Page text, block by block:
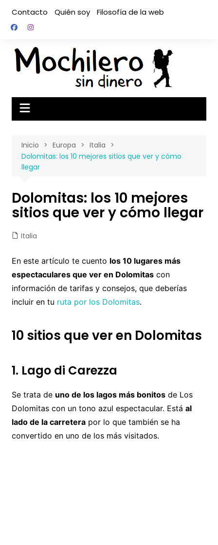
contenido
Contacto Quién soy Filosofía de la web
Inicio Europa
Italia
Dolomitas: los 10 mejores sitios que ver y cómo
llegar
Dolomitas: los 10 mejores
sitios que ver y cómo llegar
Italia
En este artículo te cuento los 10 lugares más
espectaculares que ver en Dolomitascon
información de tarifas y consejos, que deberías
incluir en tu ruta por los Dolomitas.
10 sitios que ver en Dolomitas
1. Lago di Carezza
Se trata de uno de los lagos más bonitosde Los
Dolomitas con un tono azul espectacular. Está al
lado de la carreterapor lo que también se ha
convertido en uno de los más visitados.